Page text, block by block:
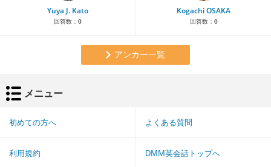
Yuya J. Kato
回答数： 0
Kogachi OSAKA
回答数： 0
アンカー一覧
メニュー
初めての方へ よくある質問
利用規約 DMM英会話トップへ